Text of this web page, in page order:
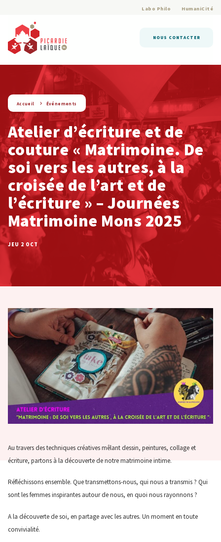
Labo Philo HumaniCité
NOUS CONTACTER
string(9) « evenement »
Accueil Événements
Atelier d’écriture et de
couture « Matrimoine. De
soi vers les autres, à la
croisée de l’art et de
l’écriture » – Journées
Matrimoine Mons 2025
JEU 2 OCT
Au travers des techniques créatives mêlant dessin, peintures, collage et
écriture, partons à la découverte de notre matrimoine intime.
Réfléchissons ensemble. Que transmettons-nous, qui nous a transmis ? Qui
sont les femmes inspirantes autour de nous, en quoi nous rayonnons ?
A la découverte de soi, en partage avec les autres. Un moment en toute
convivialité.